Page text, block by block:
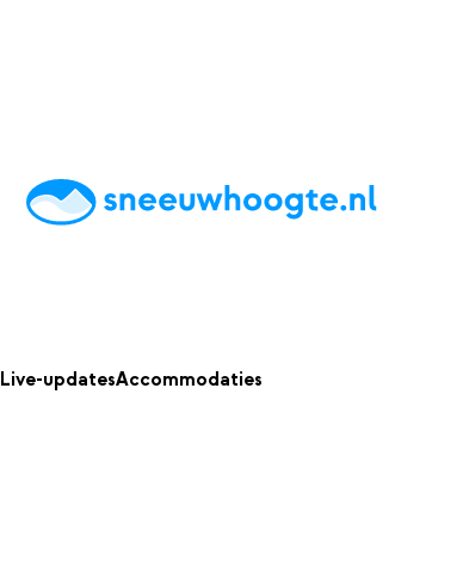
AccommodatiesTipsReviewsLive updatesApp
Live-updatesAccommodaties